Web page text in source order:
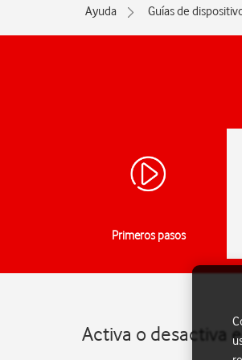
Ayuda Guías de
Primeros pasos
Activa o desactiva